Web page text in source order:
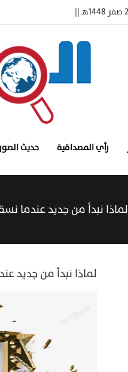
رأي المصداقية حديث الصور
لماذا نبدأ من جديد عندما
لماذا نبدأ من جديد